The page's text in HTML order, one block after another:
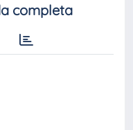
completa